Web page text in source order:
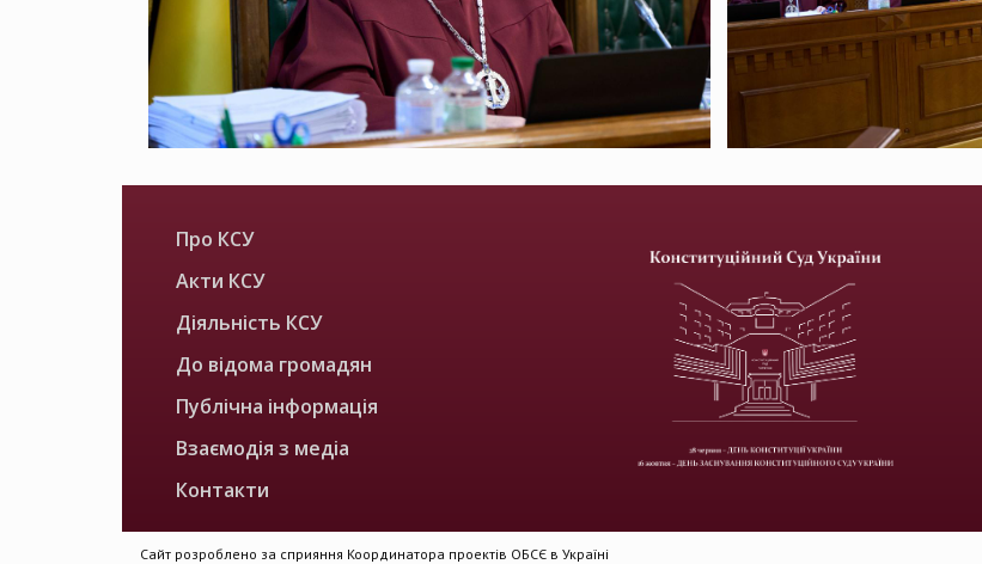
Про КСУ
Акти КСУ
Діяльність КСУ
До відома громадян
Публічна інформація
Взаємодія з медіа
Контакти
Сайт розроблено за сприяння Координатора проектів ОБСЄ в Україні